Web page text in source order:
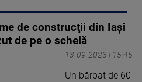
de construcţii din Iași
de pe o schelă
13-09-2023 | 15:45
Un bărbat de 60